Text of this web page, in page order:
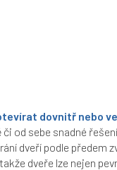
dovnitř nebo
od sebe snadné
dveří podle
dveře lze nejen